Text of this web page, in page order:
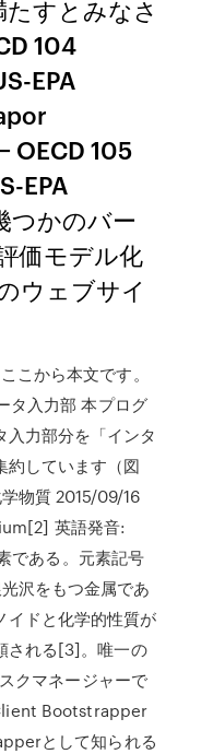
すとみなさ
104
EPA
OECD 105
EPA
つかのバー
価モデル化
ウェブサイ
こから本文です。
タ入力部 本プログ
力部分を「インタ
約しています（図
物質 2015/09/16
英語発音:
である。元素記号
沢をもつ金属であ
イドと化学的性質が
される[3]。唯一の
クマネージャーで
Bootstrapper
として知られる